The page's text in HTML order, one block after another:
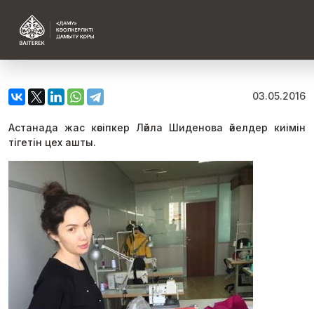
03.05.2016
Астанада жас кәсіпкер Ләйла Шиденова әйелдер киімін
тігетін цех ашты.